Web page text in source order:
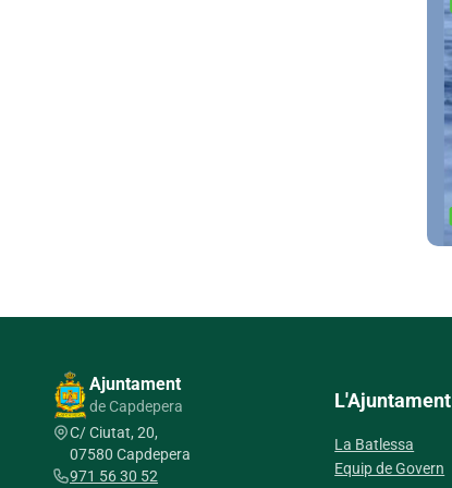
Ajuntament
de Capdepera
C/ Ciutat, 20,
07580 Capdepera
971 56 30 52
L'Ajuntament
La Batlessa
Equip de Govern